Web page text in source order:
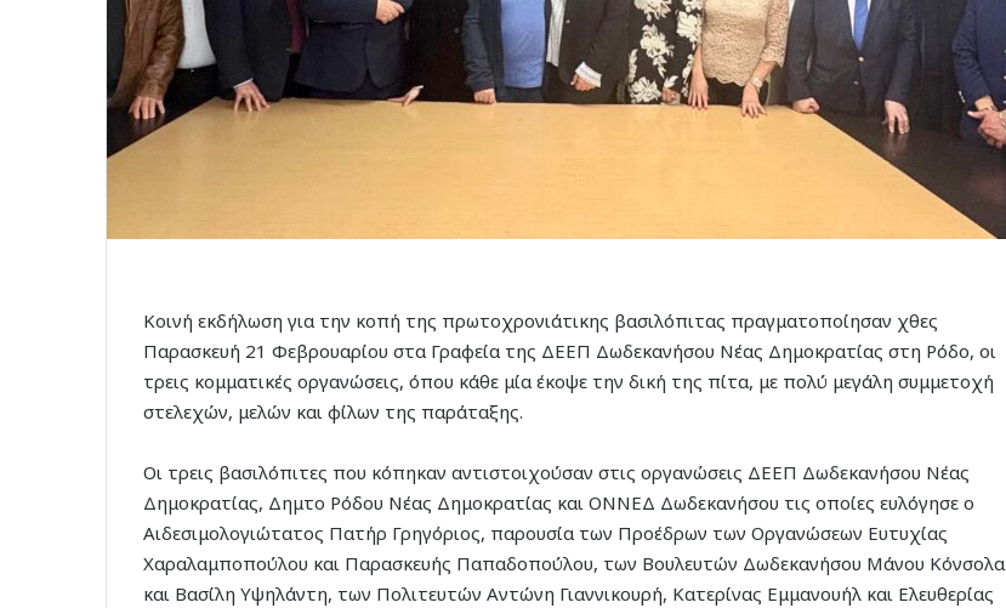
Κοινή εκδήλωση για την κοπή της πρωτοχρονιάτικης βασιλόπιτας πραγματοποίησαν χθες
Παρασκευή 21 Φεβρουαρίου στα Γραφεία της ΔΕΕΠ Δωδεκανήσου Νέας Δημοκρατίας στη Ρόδο, οι
τρεις κομματικές οργανώσεις, όπου κάθε μία έκοψε την δική της πίτα, με πολύ μεγάλη συμμετοχή
στελεχών, μελών και φίλων της παράταξης.
Οι τρεις βασιλόπιτες που κόπηκαν αντιστοιχούσαν στις οργανώσεις ΔΕΕΠ Δωδεκανήσου Νέας
Δημοκρατίας, Δημτο Ρόδου Νέας Δημοκρατίας και ΟΝΝΕΔ Δωδεκανήσου τις οποίες ευλόγησε ο
Αιδεσιμολογιώτατος Πατήρ Γρηγόριος, παρουσία των Προέδρων των Οργανώσεων Ευτυχίας
Χαραλαμποπούλου και Παρασκευής Παπαδοπούλου, των Βουλευτών Δωδεκανήσου Μάνου Κόνσολα
και Βασίλη Υψηλάντη, των Πολιτευτών Αντώνη Γιαννικουρή, Κατερίνας Εμμανουήλ και Ελευθερίας